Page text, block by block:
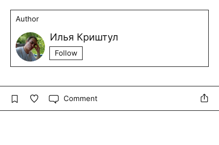
Author
Илья Криштул
Follow
Comment